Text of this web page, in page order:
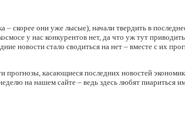
скорее они уже лысые), начали твердить в
у нас конкурентов нет, да что уж тут
новости стало сводиться на нет – вместе с их
прогнозы, касающиеся последних новостей
на нашем сайте – ведь здесь любят пиариться